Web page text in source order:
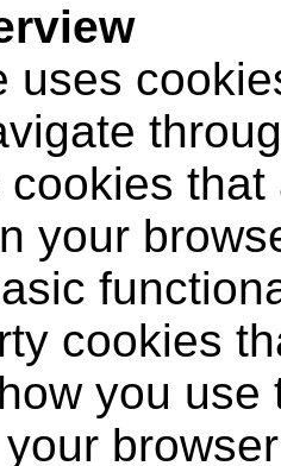
uses
your
cookies
you